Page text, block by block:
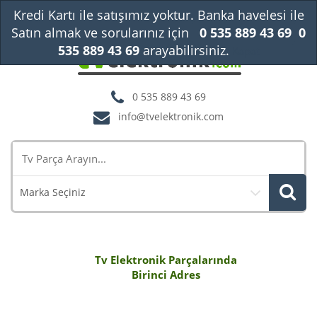
0 535 889 43 69
info@tvelektronik.com
Marka Seçiniz
Tv Elektronik Parçalarında
Birinci Adres
Kredi Kartı ile satışımız yoktur. Banka havelesi ile
Satın almak ve sorularınız için
0 535 889 43 69 0
535 889 43 69arayabilirsiniz.